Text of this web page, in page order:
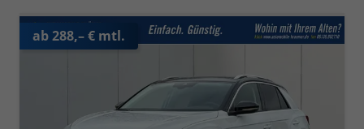
ab 288,– € mtl.